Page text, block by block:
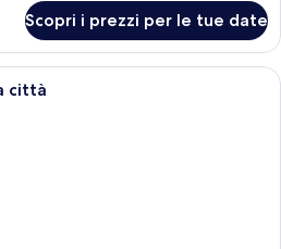
Scopri i prezzi per le tue date
Una camera d'albergo con un letto
città